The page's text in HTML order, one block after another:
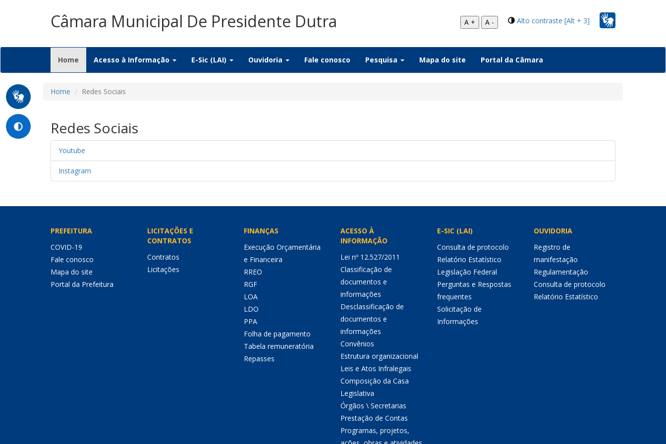
Câmara Municipal De Presidente Dutra Alto contraste [Alt + 3]
A + A -
Home (current)
Acesso à Informação E-Sic (LAI) Ouvidoria Fale conosco Pesquisa Mapa do site Portal da Câmara
Home Redes Sociais
Redes Sociais
Youtube
Instagram
PREFEITURA
COVID-19
Fale conosco
Mapa do site
Portal da Prefeitura
LICITAÇÕES E
CONTRATOS
Contratos
Licitações
FINANÇAS
Execução Orçamentária
e Financeira
RREO
RGF
LOA
LDO
PPA
Folha de pagamento
Tabela remuneratória
Repasses
ACESSO À
INFORMAÇÃO
Lei nº 12.527/2011
Classificação de
documentos e
informações
Desclassificação de
documentos e
informações
Convênios
Estrutura organizacional
Leis e Atos Infralegais
Composição da Casa
Legislativa
Órgãos \ Secretarias
Prestação de Contas
Programas, projetos,
E-SIC (LAI)
Consulta de protocolo
Relatório Estatístico
Legislação Federal
Perguntas e Respostas
frequentes
Solicitação de
Informações
OUVIDORIA
Registro de
manifestação
Regulamentação
Consulta de protocolo
Relatório Estatístico